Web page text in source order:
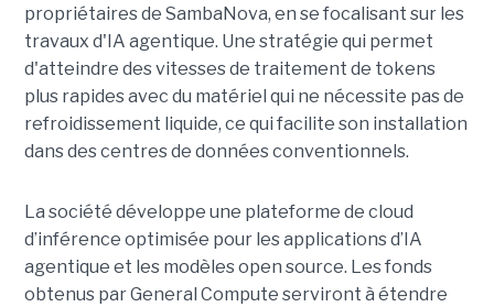
propriétaires de SambaNova, en se focalisant sur les
travaux d'IA agentique. Une stratégie qui permet
d'atteindre des vitesses de traitement de tokens
plus rapides avec du matériel qui ne nécessite pas de
refroidissement liquide, ce qui facilite son installation
dans des centres de données conventionnels.
La société développe une plateforme de cloud
d’inférence optimisée pour les applications d’IA
agentique et les modèles open source. Les fonds
obtenus par General Compute serviront à étendre